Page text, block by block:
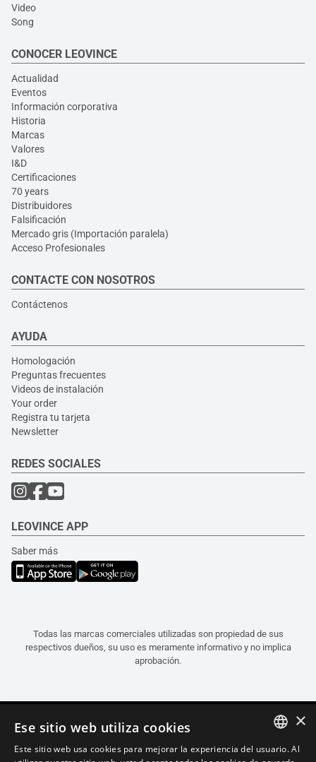
Video
Song
CONOCER LEOVINCE
Actualidad
Eventos
Información corporativa
Historia
Marcas
Valores
I&D
Certificaciones
70 years
Distribuidores
Falsificación
Mercado gris (Importación paralela)
Acceso Profesionales
CONTACTE CON NOSOTROS
Contáctenos
AYUDA
Homologación
Preguntas frecuentes
Videos de instalación
Your order
Registra tu tarjeta
Newsletter
REDES SOCIALES
LEOVINCE APP
Saber más
Todas las marcas comerciales utilizadas son propiedad de sus
respectivos dueños, su uso es meramente informativo y no implica
aprobación.
ITALIAN
×
Ese sitio web utiliza cookies
Este sitio web usa cookies para mejorar la experiencia del usuario. Al